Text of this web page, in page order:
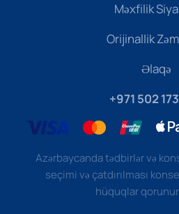
Məxfilik
Orijinallik
Əlaqə
+971 502
Azərbaycanda tədbirlər və
seçimi və çatdırılması
hüquqlar qorunur